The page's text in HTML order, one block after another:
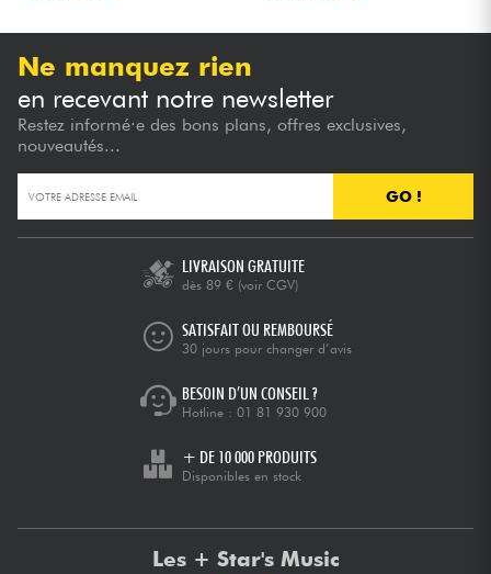
Ne manquez rien
en recevant notre newsletter
Restez informé·e des bons plans, offres exclusives,
nouveautés...
GO !
LIVRAISON GRATUITE
dès 89 € (voir CGV)
SATISFAIT OU REMBOURSÉ
30 jours pour changer d’avis
BESOIN D’UN CONSEIL ?
Hotline : 01 81 930 900
+ DE 10 000 PRODUITS
Disponibles en stock
Les + Star's Music